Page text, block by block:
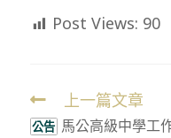
Post Views: 90
Read
more
上一篇文章
公告 馬公高級中學工